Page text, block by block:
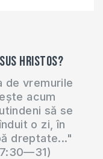
Hristos?
de vremurile
acum
să se
o zi, în
dreptate..."